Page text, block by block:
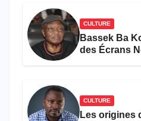
CULTURE
Bassek Ba
des Écrans
CULTURE
Les origines